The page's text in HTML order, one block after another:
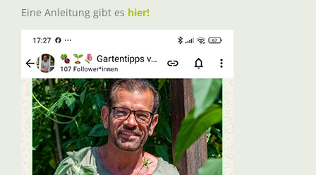
Eine Anleitung gibt es hier!